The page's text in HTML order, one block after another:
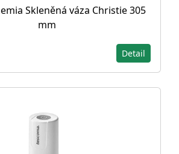
Skleněná váza Christie 305
mm
Detail